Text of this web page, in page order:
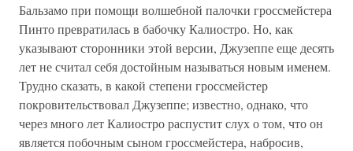
Бальзамо при помощи волшебной палочки гроссмейстера
Пинто превратилась в бабочку Калиостро. Но, как
указывают сторонники этой версии, Джузеппе еще десять
лет не считал себя достойным называться новым именем.
Трудно сказать, в какой степени гроссмейстер
покровительствовал Джузеппе; известно, однако, что
через много лет Калиостро распустит слух о том, что он
является побочным сыном гроссмейстера, набросив,